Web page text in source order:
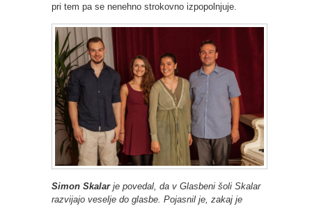
pri tem pa se nenehno strokovno izpopolnjuje.
Simon Skalarje povedal, da v Glasbeni šoli Skalar
razvijajo veselje do glasbe. Pojasnil je, zakaj je